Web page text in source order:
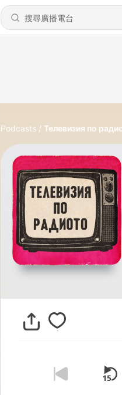
Podcasts Телевизия по